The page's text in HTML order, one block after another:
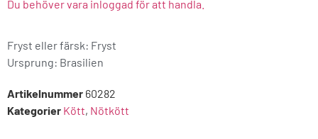
Du behöver vara inloggad för att handla.
Fryst eller färsk: Fryst
Ursprung: Brasilien
Artikelnummer 60282
Kategorier Kött, Nötkött